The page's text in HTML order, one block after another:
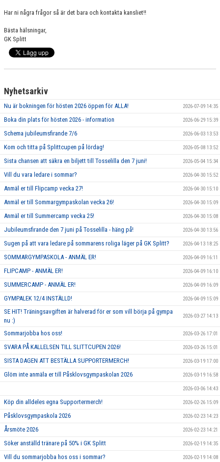
FRITIDSKORTET
Har ni några frågor så är det bara och kontakta kansliet!!
Bästa hälsningar,
GK Splitt
Nyhetsarkiv
Nu är bokningen för hösten 2026 öppen för ALLA! 2026-07-09 14:35
Boka din plats för hösten 2026 - information 2026-06-29 15:39
Schema jubileumsfirande 7/6 2026-06-03 13:53
Kom och titta på Splittcupen på lördag! 2026-05-08 13:52
Sista chansen att säkra en biljett till Tosselilla den 7 juni! 2026-05-04 15:34
Vill du vara ledare i sommar? 2026-04-30 15:52
Anmäl er till Flipcamp vecka 27! 2026-04-30 15:10
Anmäl er till Sommargympaskolan vecka 26! 2026-04-30 15:09
Anmäl er till Summercamp vecka 25! 2026-04-30 15:08
Jubileumsfirande den 7 juni på Tosselilla - häng på! 2026-04-30 13:56
Sugen på att vara ledare på sommarens roliga läger på GK Splitt? 2026-04-13 18:25
SOMMARGYMPASKOLA - ANMÄL ER! 2026-04-09 16:11
FLIPCAMP - ANMÄL ER! 2026-04-09 16:10
SUMMERCAMP - ANMÄL ER! 2026-04-09 16:09
GYMPALEK 12/4 INSTÄLLD! 2026-04-09 15:09
SE HIT! Träningsavgiften är halverad för er som vill börja på gympa
nu :)
2026-03-27 14:13
Sommarjobba hos oss! 2026-03-26 17:01
SVARA PÅ KALLELSEN TILL SLITTCUPEN 2026! 2026-03-26 15:01
SISTA DAGEN ATT BESTÄLLA SUPPORTERMERCH! 2026-03-19 17:00
Glöm inte anmäla er till Påsklovsgympaskolan 2026 2026-03-19 16:58
2026-03-06 14:43
Köp din alldeles egna Supportermerch! 2026-02-26 15:09
Påsklovsgympaskola 2026 2026-02-23 14:23
Årsmöte 2026 2026-02-23 14:21
Söker anställd tränare på 50% i GK Splitt 2026-02-19 14:35
Vill du sommarjobba hos oss i sommar? 2026-02-19 14:08